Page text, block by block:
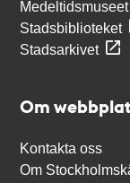
Medeltidsmuseet
Stadsbiblioteket
Stadsarkivet
Om
Kontakta oss
Om